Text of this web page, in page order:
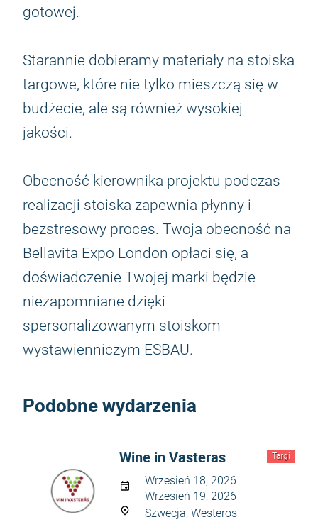
gotowej.
Starannie dobieramy materiały na stoiska
targowe, które nie tylko mieszczą się w
budżecie, ale są również wysokiej
jakości.
Obecność kierownika projektu podczas
realizacji stoiska zapewnia płynny i
bezstresowy proces. Twoja obecność na
Bellavita Expo London opłaci się, a
doświadczenie Twojej marki będzie
niezapomniane dzięki
spersonalizowanym stoiskom
wystawienniczym ESBAU.
Podobne wydarzenia
Targi
Wine in Vasteras
Wrzesień 18, 2026
Wrzesień 19, 2026
Szwecja, Westeros